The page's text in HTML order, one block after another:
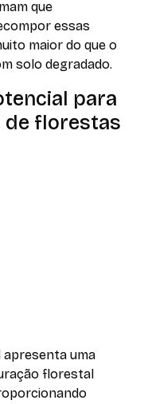
que
essas
maior do que o
solo degradado.
para
de florestas
apresenta uma
florestal